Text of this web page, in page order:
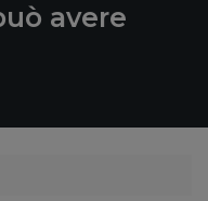
avere